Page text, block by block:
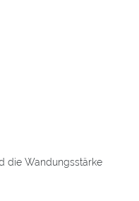
die Wandungsstärke